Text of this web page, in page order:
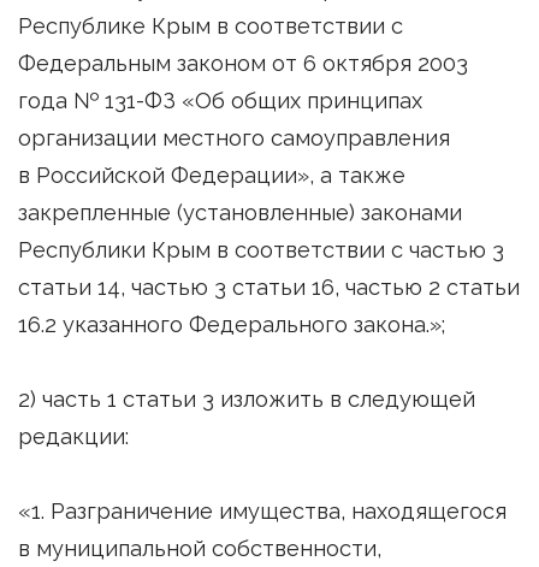
Республике Крым в соответствии с
Федеральным законом от 6 октября 2003
года № 131-ФЗ «Об общих принципах
организации местного самоуправления
в Российской Федерации», а также
закрепленные (установленные) законами
Республики Крым в соответствии с частью 3
статьи 14, частью 3 статьи 16, частью 2 статьи
16.2 указанного Федерального закона.»;
2) часть 1 статьи 3 изложить в следующей
редакции:
«1. Разграничение имущества, находящегося
в муниципальной собственности,